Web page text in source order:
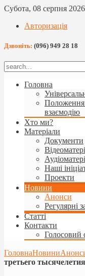
Субота, 08 серпня 2026
Авторизація
Дзвоніть: (096) 949 28 18
Головна
взаємодію
Хто ми?
Матеріали
Документи
Наші
Проекти
Новини
Анонси
Регулярні
Статті
Контакти
Голосовий
ГоловнаНовини
третьего